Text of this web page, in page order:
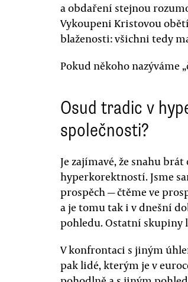
a obdaření stejnou
Vykoupeni Kristovou
blaženosti: všichni tedy
Pokud někoho nazýváme
Osud tradic v
společnosti?
Je zajímavé, že snahu
hyperkorektností. Jsme
prospěch — čtěme ve
a je tomu tak i v dnešní
pohledu. Ostatní skupiny
V konfrontaci s jiným
pak lidé, kterým je v